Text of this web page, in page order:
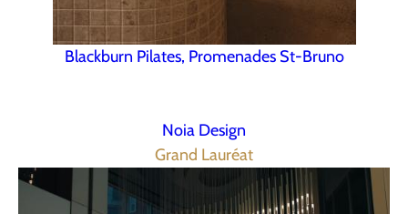
Blackburn Pilates, Promenades St-Bruno
Noia Design
Grand Lauréat